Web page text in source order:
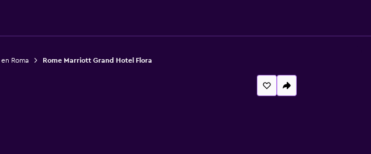
Roma Rome Marriott Grand Hotel Flora